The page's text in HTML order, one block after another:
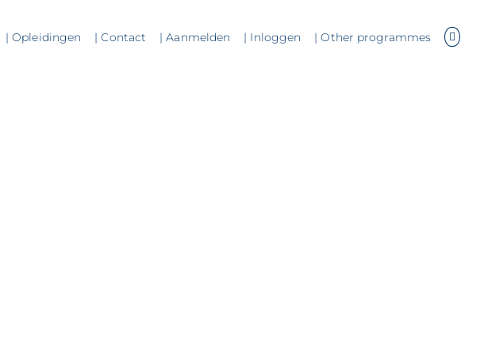
| Opleidingen | Contact | Aanmelden | Inloggen | Other programmes